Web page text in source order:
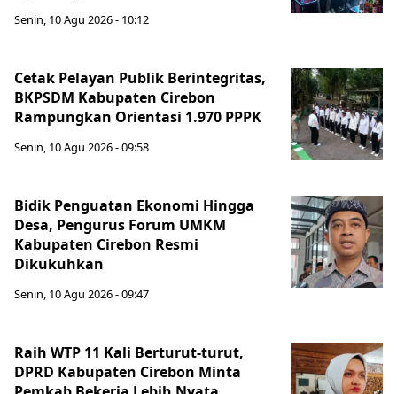
Senin, 10 Agu 2026 - 10:12
Cetak Pelayan Publik Berintegritas,
BKPSDM Kabupaten Cirebon
Rampungkan Orientasi 1.970 PPPK
Senin, 10 Agu 2026 - 09:58
Bidik Penguatan Ekonomi Hingga
Desa, Pengurus Forum UMKM
Kabupaten Cirebon Resmi
Dikukuhkan
Senin, 10 Agu 2026 - 09:47
Raih WTP 11 Kali Berturut-turut,
DPRD Kabupaten Cirebon Minta